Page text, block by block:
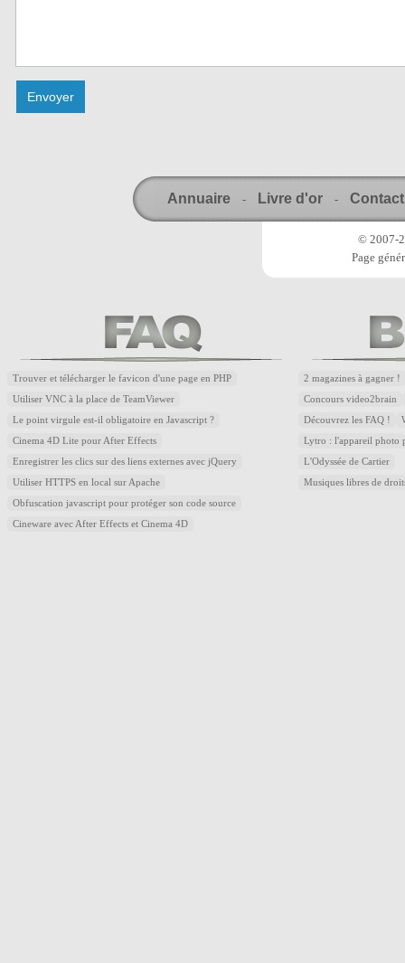
Annuaire - Livre d'or - Contact
© 2007-
Page
Trouver et télécharger le favicon d'une page en PHP
Utiliser VNC à la place de TeamViewer
Le point virgule est-il obligatoire en Javascript ?
Cinema 4D Lite pour After Effects
Enregistrer les clics sur des liens externes avec jQuery
Utiliser HTTPS en local sur Apache
Obfuscation javascript pour protéger son code source
Cineware avec After Effects et Cinema 4D
2 magazines à gagner !
Concours video2brain
Découvrez les FAQ !
Lytro : l'appareil photo
L'Odyssée de Cartier
Musiques libres de